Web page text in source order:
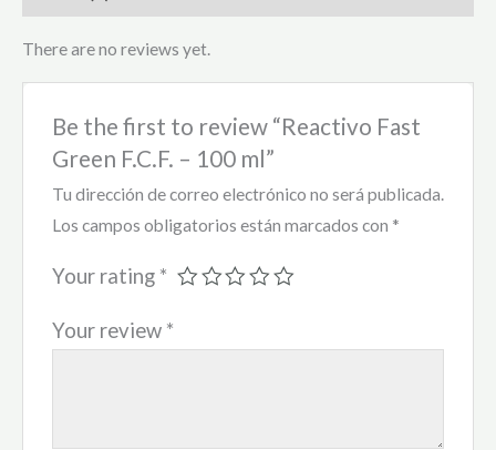
There are no reviews yet.
Be the first to review “Reactivo Fast
Green F.C.F. – 100 ml”
Tu dirección de correo electrónico no será publicada.
Los campos obligatorios están marcados con *
Your rating *
Your review *